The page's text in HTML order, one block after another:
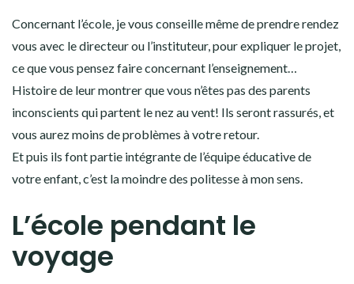
Concernant l’école, je vous conseille même de prendre rendez
vous avec le directeur ou l’instituteur, pour expliquer le projet,
ce que vous pensez faire concernant l’enseignement…
Histoire de leur montrer que vous n’êtes pas des parents
inconscients qui partent le nez au vent! Ils seront rassurés, et
vous aurez moins de problèmes à votre retour.
Et puis ils font partie intégrante de l’équipe éducative de
votre enfant, c’est la moindre des politesse à mon sens.
L’école pendant le
voyage